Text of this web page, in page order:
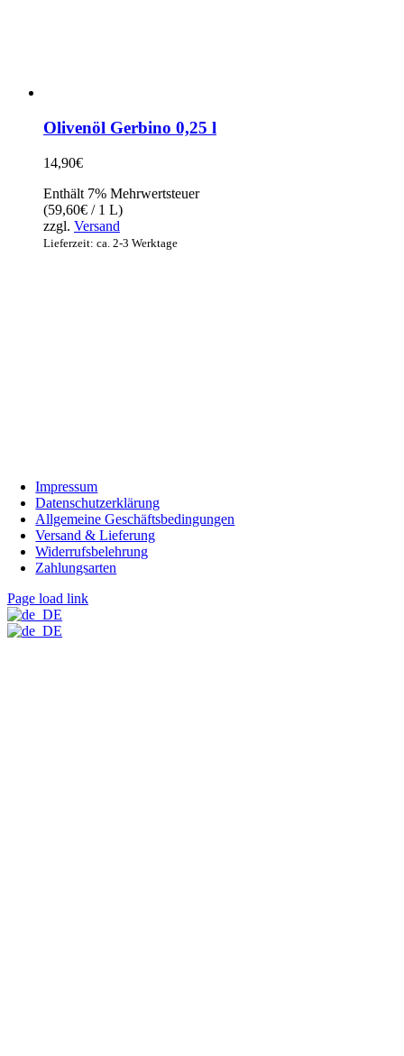
Olivenöl Gerbino 0,25 l
14,90€
Enthält 7% Mehrwertsteuer
(59,60€ / 1 L)
zzgl. Versand
Lieferzeit: ca. 2-3 Werktage
Impressum
Datenschutzerklärung
Allgemeine Geschäftsbedingungen
Versand & Lieferung
Widerrufsbelehrung
Zahlungsarten
Page load link